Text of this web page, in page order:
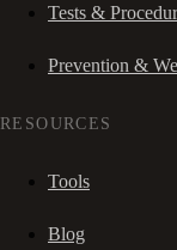
Tests &
Prevention &
RESOURCES
Tools
Blog